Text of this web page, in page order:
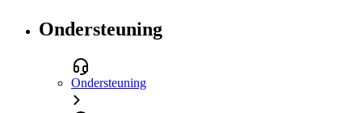
Ondersteuning
Ondersteuning